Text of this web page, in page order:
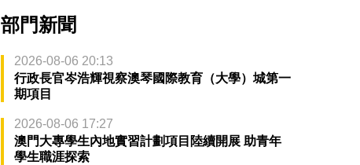
部門新聞
2026-08-06 20:13
行政長官岑浩輝視察澳琴國際教育（大學）城第一
期項目
2026-08-06 17:27
澳門大專學生內地實習計劃項目陸續開展 助青年
學生職涯探索